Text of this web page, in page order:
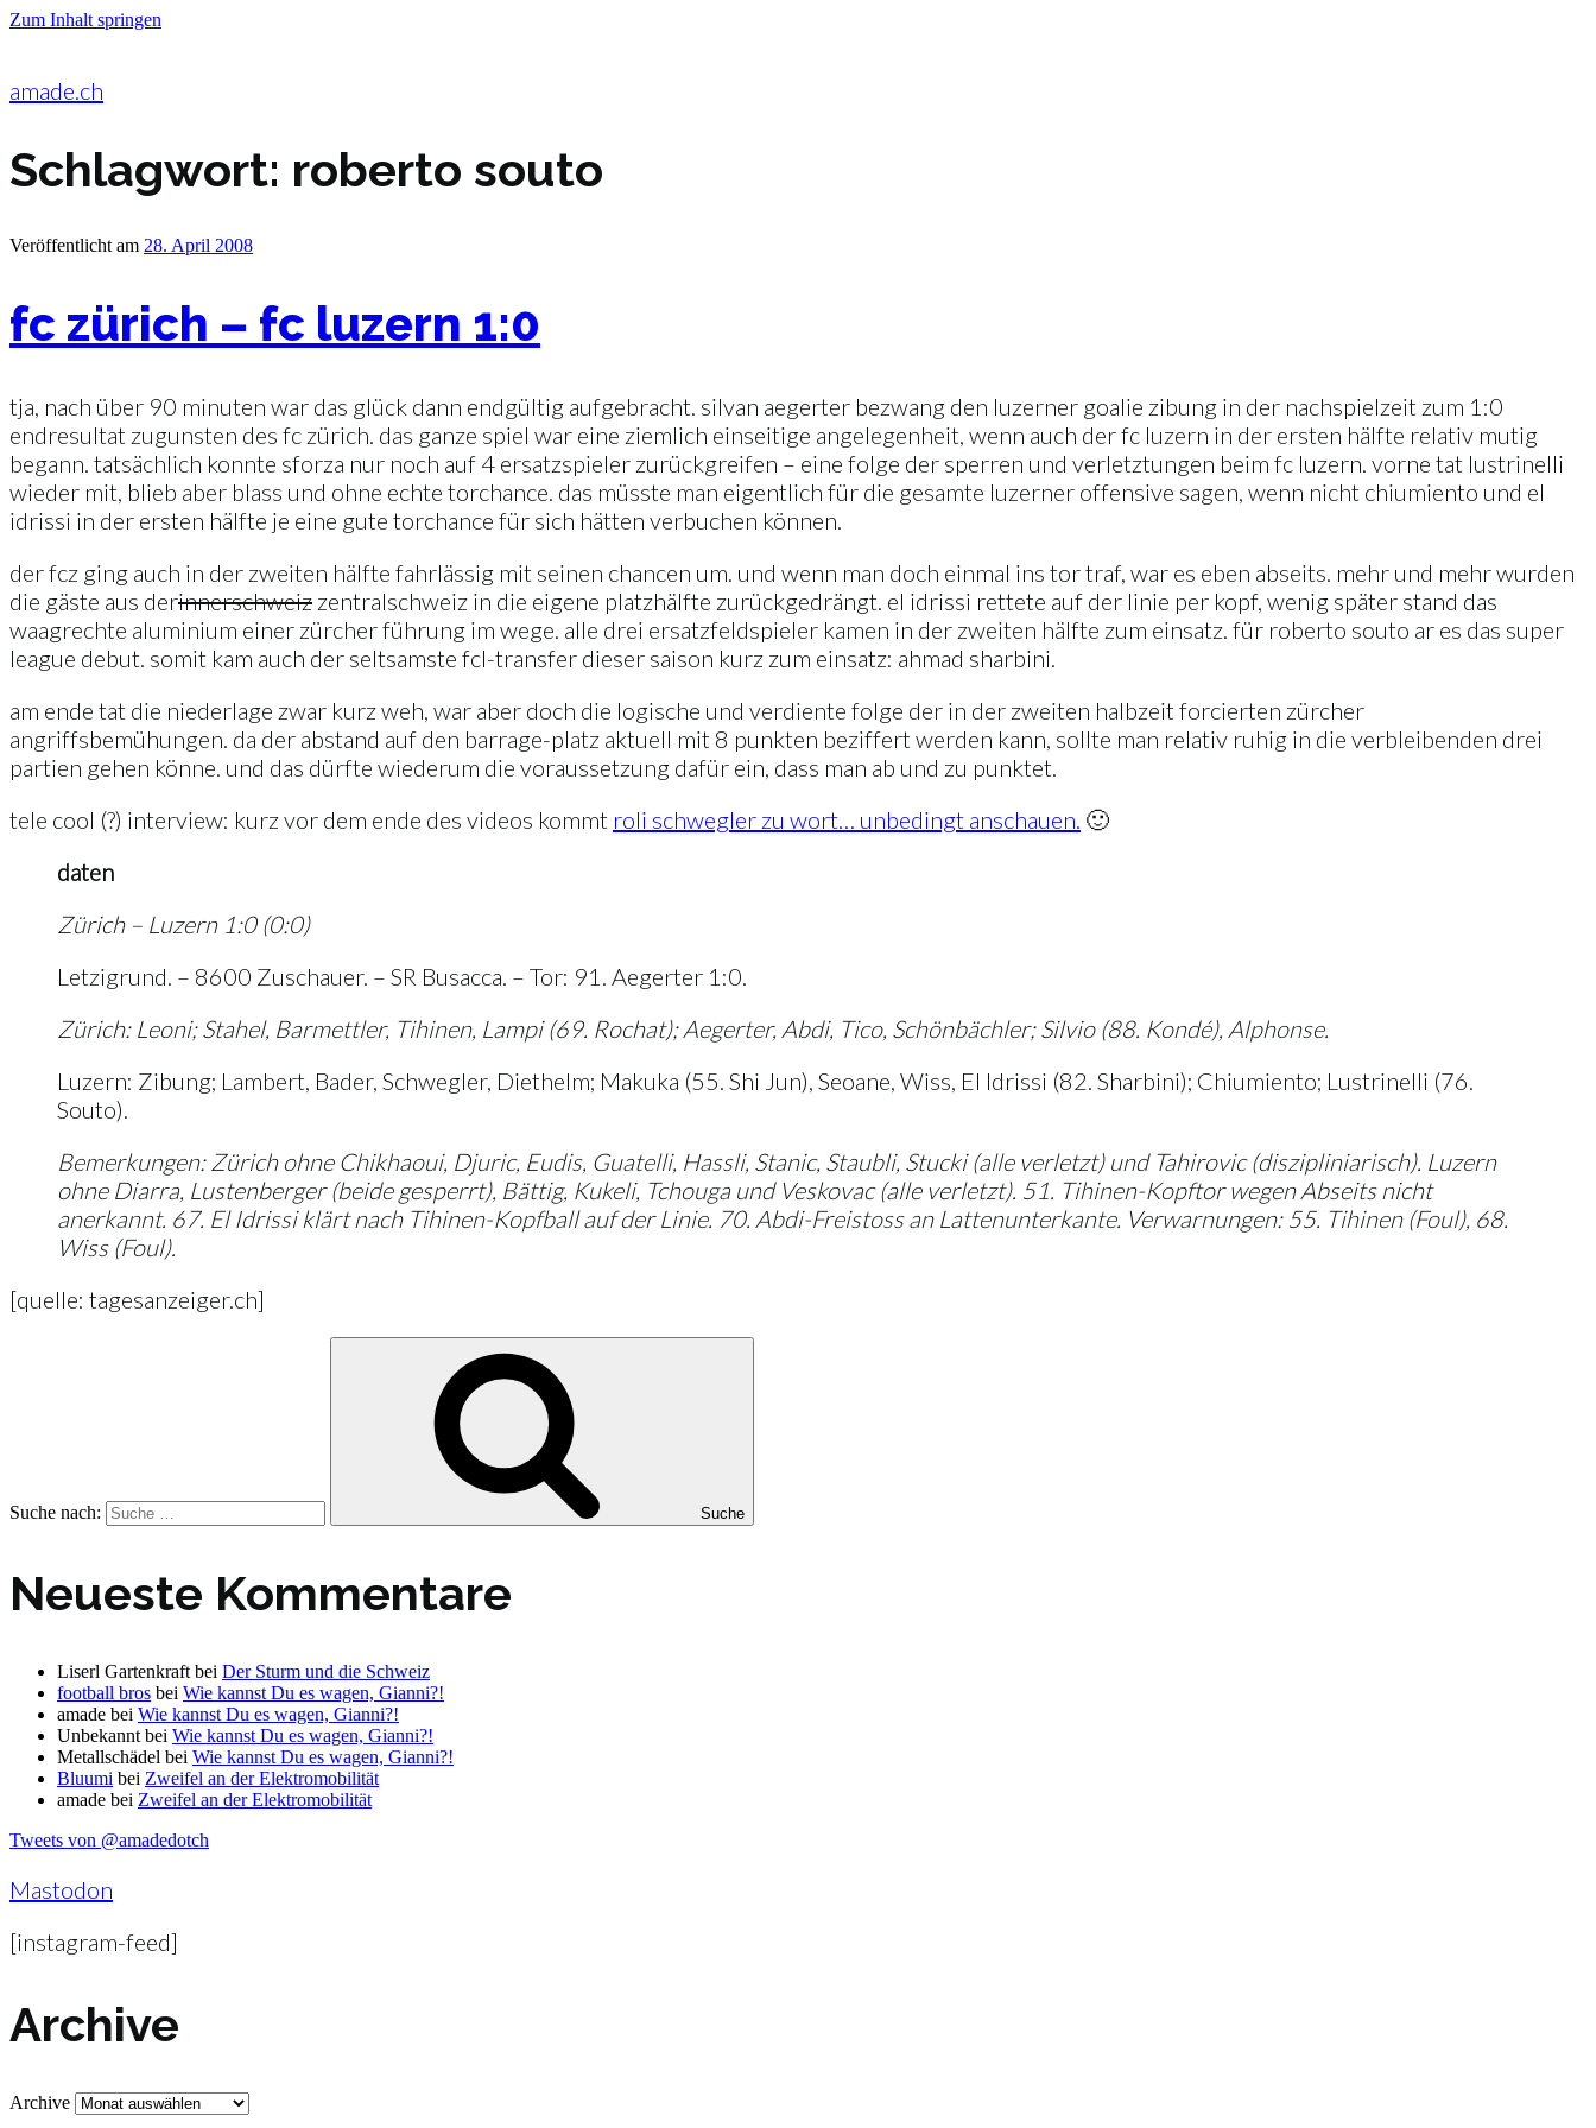
Zum Inhalt springen
amade.ch
Schlagwort: roberto souto
Veröffentlicht am 28. April 2008
fc zürich – fc luzern 1:0
tja, nach über 90 minuten war das glück dann endgültig aufgebracht. silvan aegerter bezwang den luzerner goalie zibung in der nachspielzeit zum 1:0
endresultat zugunsten des fc zürich. das ganze spiel war eine ziemlich einseitige angelegenheit, wenn auch der fc luzern in der ersten hälfte relativ mutig
begann. tatsächlich konnte sforza nur noch auf 4 ersatzspieler zurückgreifen – eine folge der sperren und verletztungen beim fc luzern. vorne tat lustrinelli
wieder mit, blieb aber blass und ohne echte torchance. das müsste man eigentlich für die gesamte luzerner offensive sagen, wenn nicht chiumiento und el
idrissi in der ersten hälfte je eine gute torchance für sich hätten verbuchen können.
der fcz ging auch in der zweiten hälfte fahrlässig mit seinen chancen um. und wenn man doch einmal ins tor traf, war es eben abseits. mehr und mehr wurden
die gäste aus derinnerschweiz zentralschweiz in die eigene platzhälfte zurückgedrängt. el idrissi rettete auf der linie per kopf, wenig später stand das
waagrechte aluminium einer zürcher führung im wege. alle drei ersatzfeldspieler kamen in der zweiten hälfte zum einsatz. für roberto souto ar es das super
league debut. somit kam auch der seltsamste fcl-transfer dieser saison kurz zum einsatz: ahmad sharbini.
am ende tat die niederlage zwar kurz weh, war aber doch die logische und verdiente folge der in der zweiten halbzeit forcierten zürcher
angriffsbemühungen. da der abstand auf den barrage-platz aktuell mit 8 punkten beziffert werden kann, sollte man relativ ruhig in die verbleibenden drei
partien gehen könne. und das dürfte wiederum die voraussetzung dafür ein, dass man ab und zu punktet.
tele cool (?) interview: kurz vor dem ende des videos kommt roli schwegler zu wort… unbedingt anschauen. 🙂
daten
Zürich – Luzern 1:0 (0:0)
Letzigrund. – 8600 Zuschauer. – SR Busacca. – Tor: 91. Aegerter 1:0.
Zürich: Leoni; Stahel, Barmettler, Tihinen, Lampi (69. Rochat); Aegerter, Abdi, Tico, Schönbächler; Silvio (88. Kondé), Alphonse.
Luzern: Zibung; Lambert, Bader, Schwegler, Diethelm; Makuka (55. Shi Jun), Seoane, Wiss, El Idrissi (82. Sharbini); Chiumiento; Lustrinelli (76.
Souto).
Bemerkungen: Zürich ohne Chikhaoui, Djuric, Eudis, Guatelli, Hassli, Stanic, Staubli, Stucki (alle verletzt) und Tahirovic (diszipliniarisch). Luzern
ohne Diarra, Lustenberger (beide gesperrt), Bättig, Kukeli, Tchouga und Veskovac (alle verletzt). 51. Tihinen-Kopftor wegen Abseits nicht
anerkannt. 67. El Idrissi klärt nach Tihinen-Kopfball auf der Linie. 70. Abdi-Freistoss an Lattenunterkante. Verwarnungen: 55. Tihinen (Foul), 68.
Wiss (Foul).
[quelle: tagesanzeiger.ch]
Suche nach: Suche
Neueste Kommentare
Liserl Gartenkraft bei Der Sturm und die Schweiz
football bros bei Wie kannst Du es wagen, Gianni?!
amade bei Wie kannst Du es wagen, Gianni?!
Unbekannt bei Wie kannst Du es wagen, Gianni?!
Metallschädel bei Wie kannst Du es wagen, Gianni?!
Bluumi bei Zweifel an der Elektromobilität
amade bei Zweifel an der Elektromobilität
Tweets von @amadedotch
Mastodon
[instagram-feed]
Archive
Archive